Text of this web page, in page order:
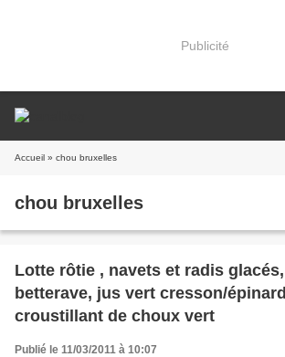
Publicité
Accueil » chou bruxelles
chou bruxelles
Lotte rôtie , navets et radis
betterave, jus vert cresson/
croustillant de choux vert
Publié le 11/03/2011 à 10:07